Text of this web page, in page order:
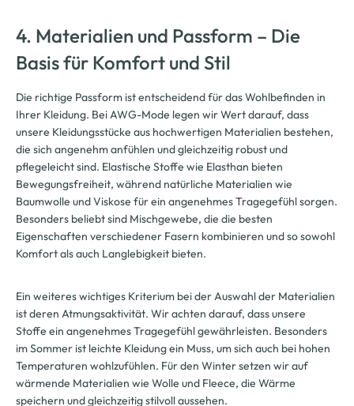
4. Materialien und Passform – Die
Basis für Komfort und Stil
Die richtige Passform ist entscheidend für das Wohlbefinden in
Ihrer Kleidung. Bei AWG-Mode legen wir Wert darauf, dass
unsere Kleidungsstücke aus hochwertigen Materialien bestehen,
die sich angenehm anfühlen und gleichzeitig robust und
pflegeleicht sind. Elastische Stoffe wie Elasthan bieten
Bewegungsfreiheit, während natürliche Materialien wie
Baumwolle und Viskose für ein angenehmes Tragegefühl sorgen.
Besonders beliebt sind Mischgewebe, die die besten
Eigenschaften verschiedener Fasern kombinieren und so sowohl
Komfort als auch Langlebigkeit bieten.
Ein weiteres wichtiges Kriterium bei der Auswahl der Materialien
ist deren Atmungsaktivität. Wir achten darauf, dass unsere
Stoffe ein angenehmes Tragegefühl gewährleisten. Besonders
im Sommer ist leichte Kleidung ein Muss, um sich auch bei hohen
Temperaturen wohlzufühlen. Für den Winter setzen wir auf
wärmende Materialien wie Wolle und Fleece, die Wärme
speichern und gleichzeitig stilvoll aussehen.